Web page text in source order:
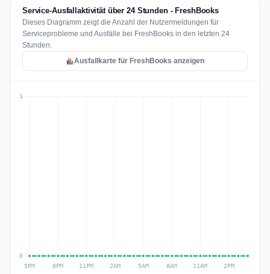
Service-Ausfallaktivität über 24 Stunden - FreshBooks
Dieses Diagramm zeigt die Anzahl der Nutzermeldungen für
Serviceprobleme und Ausfälle bei FreshBooks in den letzten 24
Stunden.
Ausfallkarte für FreshBooks anzeigen